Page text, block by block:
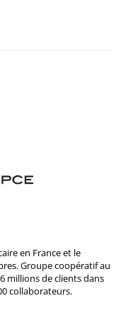
en France et le
Groupe coopératif au
millions de clients dans
collaborateurs.